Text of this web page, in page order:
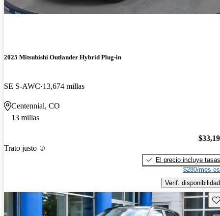
2025 Mitsubishi Outlander Hybrid Plug-in
SE S-AWC 13,674 millas
Centennial, CO
13 millas
Trato justo
El precio incluye tasas
$280/mes
Verif. disponibilidad